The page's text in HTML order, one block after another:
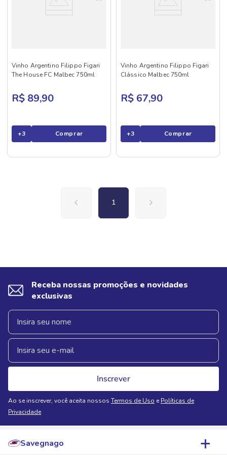
Vinho Argentino Filippo Figari
The House FC Malbec 750ml
R$ 89,90
+3 Comprar
Vinho Argentino Filippo Figari
Clássico Malbec 750ml
R$ 67,90
+3 Comprar
1
Receba nossas promoções e novidades
exclusivas
Inscrever
Ao se inscrever, você aceita nossos Termos de Uso e Políticas de
Privacidade
Savegnago